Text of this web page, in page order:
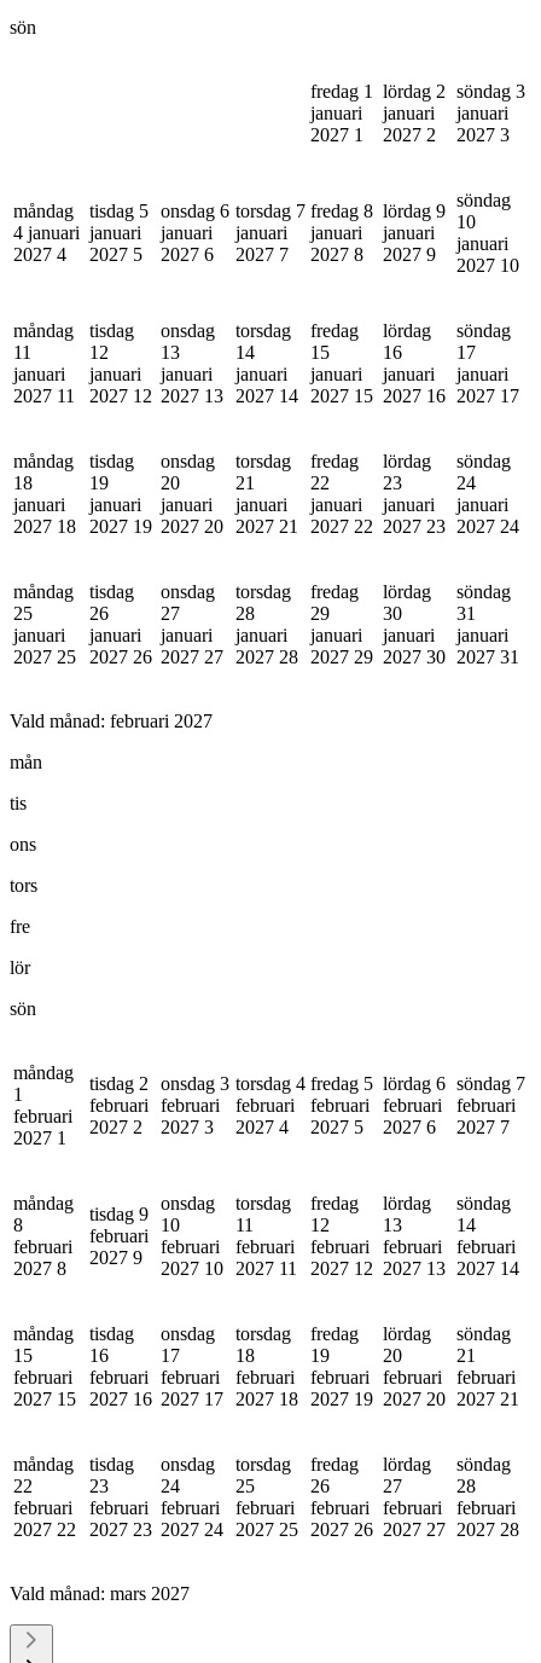
sön
fredag 1
januari
2027 1
lördag 2
januari
2027 2
söndag 3
januari
2027 3
måndag
4 januari
2027 4
tisdag 5
januari
2027 5
onsdag 6
januari
2027 6
torsdag 7
januari
2027 7
fredag 8
januari
2027 8
lördag 9
januari
2027 9
söndag
10
januari
2027 10
måndag
11
januari
2027 11
tisdag
12
januari
2027 12
onsdag
13
januari
2027 13
torsdag
14
januari
2027 14
fredag
15
januari
2027 15
lördag
16
januari
2027 16
söndag
17
januari
2027 17
måndag
18
januari
2027 18
tisdag
19
januari
2027 19
onsdag
20
januari
2027 20
torsdag
21
januari
2027 21
fredag
22
januari
2027 22
lördag
23
januari
2027 23
söndag
24
januari
2027 24
måndag
25
januari
2027 25
tisdag
26
januari
2027 26
onsdag
27
januari
2027 27
torsdag
28
januari
2027 28
fredag
29
januari
2027 29
lördag
30
januari
2027 30
söndag
31
januari
2027 31
Vald månad: februari 2027
mån
tis
ons
tors
fre
lör
sön
måndag
1
februari
2027 1
tisdag 2
februari
2027 2
onsdag 3
februari
2027 3
torsdag 4
februari
2027 4
fredag 5
februari
2027 5
lördag 6
februari
2027 6
söndag 7
februari
2027 7
måndag
8
februari
2027 8
tisdag 9
februari
2027 9
onsdag
10
februari
2027 10
torsdag
11
februari
2027 11
fredag
12
februari
2027 12
lördag
13
februari
2027 13
söndag
14
februari
2027 14
måndag
15
februari
2027 15
tisdag
16
februari
2027 16
onsdag
17
februari
2027 17
torsdag
18
februari
2027 18
fredag
19
februari
2027 19
lördag
20
februari
2027 20
söndag
21
februari
2027 21
måndag
22
februari
2027 22
tisdag
23
februari
2027 23
onsdag
24
februari
2027 24
torsdag
25
februari
2027 25
fredag
26
februari
2027 26
lördag
27
februari
2027 27
söndag
28
februari
2027 28
Vald månad: mars 2027